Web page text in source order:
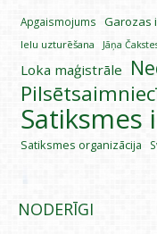
Apgaismojums Garozas
Ielu uzturēšana
Jāņa
Loka maģistrāle
Satiksmes
Satiksmes organizācija
NODERĪGI